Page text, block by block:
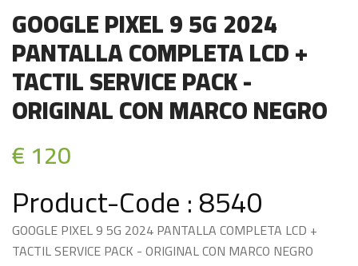
GOOGLE PIXEL 9 5G 2024
PANTALLA COMPLETA LCD +
TACTIL SERVICE PACK -
ORIGINAL CON MARCO NEGRO
€ 120
Product-Code : 8540
GOOGLE PIXEL 9 5G 2024 PANTALLA COMPLETA LCD +
TACTIL SERVICE PACK - ORIGINAL CON MARCO NEGRO